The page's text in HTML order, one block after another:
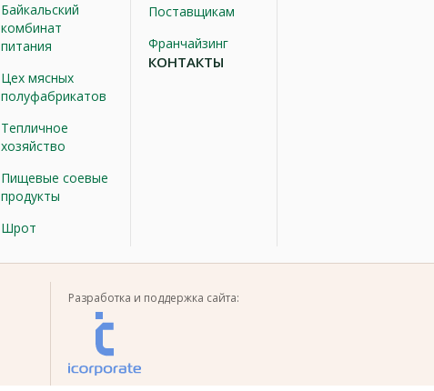
Байкальский
комбинат
питания
Цех мясных
полуфабрикатов
Тепличное
хозяйство
Пищевые соевые
продукты
Шрот
Поставщикам
Франчайзинг
КОНТАКТЫ
Разработка и поддержка сайта: